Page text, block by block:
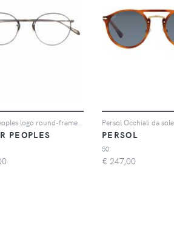
Oliver Peoples logo round-frame glasses - Nero
PEOPLES PERSOL
50
€ 247,00